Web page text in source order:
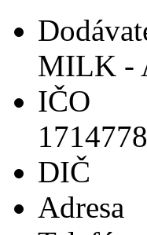
MILK -
IČO
DIČ
Adresa